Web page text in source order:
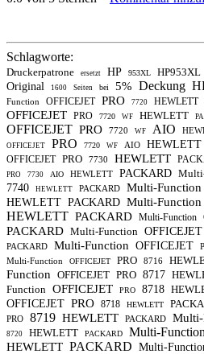
Schlagworte:
Druckerpatrone ersetzt HP 953XL HP953XL
Original 1600 Seiten bei 5% Deckung
Function
OFFICEJET PRO 7720 HEWLETT
OFFICEJET PRO 7720 WF HEWLETT
OFFICEJET PRO 7720 WF AIO
OFFICEJET PRO 7720 WF AIO HEWLETT
OFFICEJET PRO 7730 HEWLETT
PRO 7730 AIO HEWLETT PACKARD
7740 HEWLETT PACKARD Multi-Function
HEWLETT PACKARD Multi-Function
HEWLETT PACKARD Multi-Function
PACKARD Multi-Function OFFICEJET
PACKARD Multi-Function OFFICEJET
Multi-Function OFFICEJET PRO 8716
Function OFFICEJET PRO 8717
Function OFFICEJET PRO 8718
OFFICEJET PRO 8718 HEWLETT
PRO 8719 HEWLETT PACKARD Multi-
8720 HEWLETT PACKARD Multi-Function
HEWLETT PACKARD Multi-